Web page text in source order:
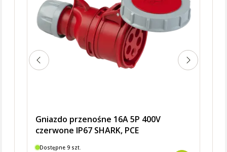
Gniazdo przenośne 16A 5P 400V
czerwone IP67 SHARK, PCE
Dostępne 9 szt.